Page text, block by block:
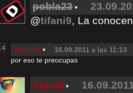
pobla23
@tifani9, La
Sora_14
16.09.2011 a las 11:13
por eso te preocupas
tifani9